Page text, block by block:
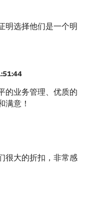
明选择他们是一个明
的业务管理、优质的
满意！
很大的折扣，非常感